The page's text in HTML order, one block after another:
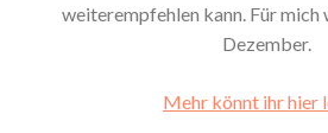
weiterempfehlen kann. Für mich
Dezember.
Mehr könnt ihr hier